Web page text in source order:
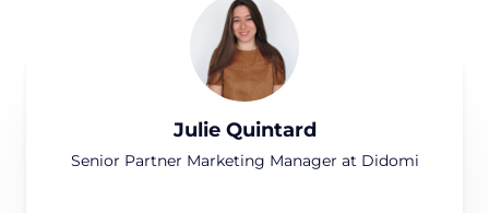
Julie Quintard
Senior Partner Marketing Manager at Didomi